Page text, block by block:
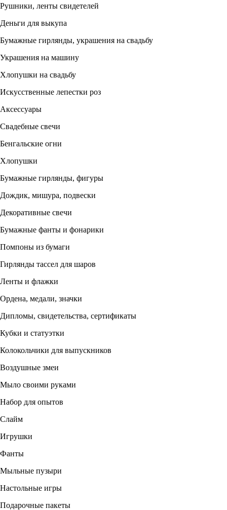
Рушники, ленты свидетелей
Деньги для выкупа
Бумажные гирлянды, украшения на свадьбу
Украшения на машину
Хлопушки на свадьбу
Искусственные лепестки роз
Аксессуары
Свадебные свечи
Бенгальские огни
Хлопушки
Бумажные гирлянды, фигуры
Дождик, мишура, подвески
Декоративные свечи
Бумажные фанты и фонарики
Помпоны из бумаги
Гирлянды тассел для шаров
Ленты и флажки
Ордена, медали, значки
Дипломы, свидетельства, сертификаты
Кубки и статуэтки
Колокольчики для выпускников
Воздушные змеи
Мыло своими руками
Набор для опытов
Слайм
Игрушки
Фанты
Мыльные пузыри
Настольные игры
Подарочные пакеты